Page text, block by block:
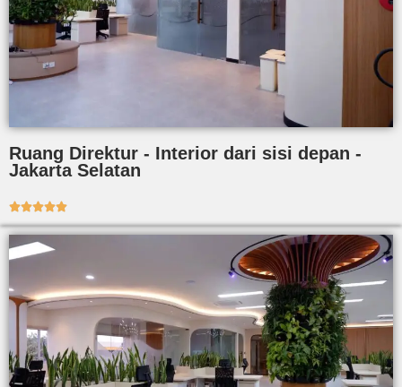
Ruang Direktur - Interior dari sisi depan -
Jakarta Selatan
